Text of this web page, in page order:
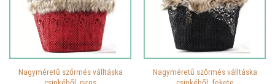
Nagyméretű szőrmés válltáska
csipkéből, piros
Nagyméretű szőrmés válltáska
csipkéből, fekete